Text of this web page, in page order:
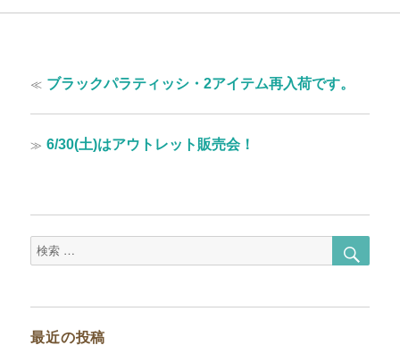
稿
ナ
ビ
シ
ョ
≪ 過
の
投
稿:
ブラックパラティッシ・2アイテム再入荷です。
≫ 次
6/30(土)はアウトレット販売会！
検
索
最近の投稿